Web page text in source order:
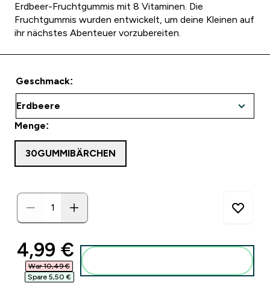
Erdbeer-Fruchtgummis mit 8 Vitaminen. Die
Fruchtgummis wurden entwickelt, um deine Kleinen auf
ihr nächstes Abenteuer vorzubereiten.
Geschmack:
Menge:
30GUMMIBÄRCHEN
discounted price
4,99 €‎
War 10,49 €‎
Spare 5,50 €‎